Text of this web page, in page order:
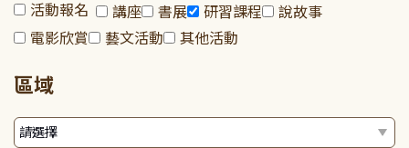
活動報名 講座 書展 研習課程
說故事
電影欣賞
藝文活動 其他活動
區域